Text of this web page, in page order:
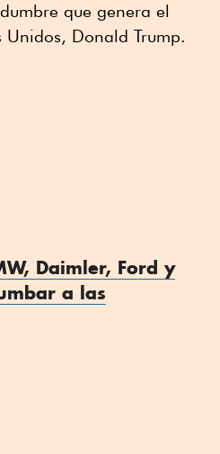
que genera el
Unidos, Donald Trump.
Daimler, Ford y
a las